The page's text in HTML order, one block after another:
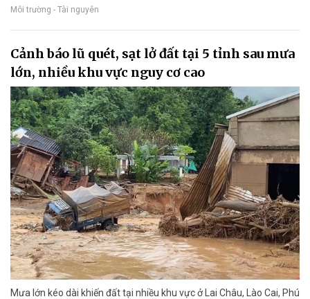
Môi trường - Tài nguyên
Cảnh báo lũ quét, sạt lở đất tại 5 tỉnh sau mưa
lớn, nhiều khu vực nguy cơ cao
Mưa lớn kéo dài khiến đất tại nhiều khu vực ở Lai Châu, Lào Cai, Phú